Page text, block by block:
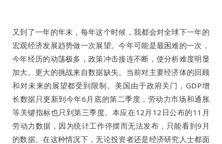
又到了一年的年末，每年这个时候，我都会对全球下一年的
宏观经济发展趋势做一次展望。今年可能是最困难的一次，
今年经历的动荡极多，政策冲击接连不断，使分析难度明显
加大。更大的挑战来自数据缺失。当前对主要经济体的回顾
和对未来的展望都受到限制。美国由于政府关门，GDP增
长数据只更新到今年6月底的第二季度，劳动力市场和通胀
等关键指标也只到第三季度。本应在12月12日公布的11月
劳动力数据，因为统计工作停摆而无法发布，只能看到9月
的数据。在这种情况下，无论投资者还是经济研究人士都面